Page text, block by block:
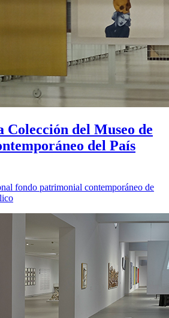
Colección del Museo de
del País
fondo patrimonial contemporáneo de